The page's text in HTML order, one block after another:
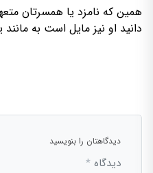
همین که نامزد یا همسرتان
دانید او نیز مایل است به
دیدگاهتان را بنویسید
دیدگاه*